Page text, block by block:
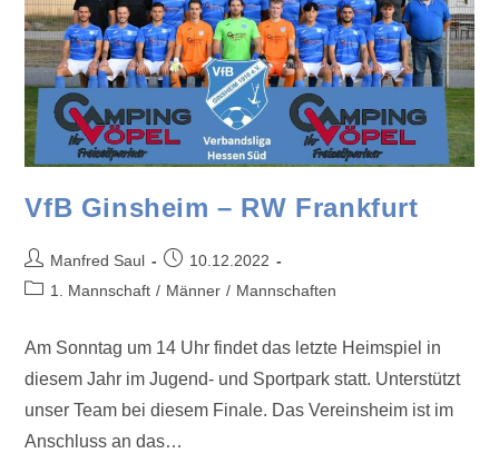
VfB Ginsheim – RW Frankfurt
Manfred Saul
10.12.2022
1. Mannschaft / Männer / Mannschaften
Am Sonntag um 14 Uhr findet das letzte Heimspiel in
diesem Jahr im Jugend- und Sportpark statt. Unterstützt
unser Team bei diesem Finale. Das Vereinsheim ist im
Anschluss an das…